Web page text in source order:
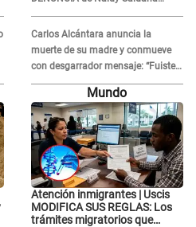
contra el exdirector César Sánchez
Carlos Alcántara anuncia la
muerte de su madre y conmueve
con desgarrador mensaje: “Fuiste
una gran mujer”
Mundo
Atención inmigrantes | Uscis
MODIFICA SUS REGLAS: Los
trámites migratorios que